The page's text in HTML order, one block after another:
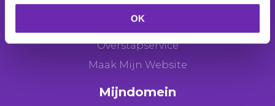
OK
Webshop
Overstapservice
Maak Mijn Website
Mijndomein